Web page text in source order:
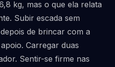
kg, mas o que ela relata
Subir escada sem
de brincar com a
Carregar duas
Sentir-se firme nas